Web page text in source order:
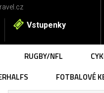
Vstupenky
RUGBY/NFL
FOTBALOVÉ